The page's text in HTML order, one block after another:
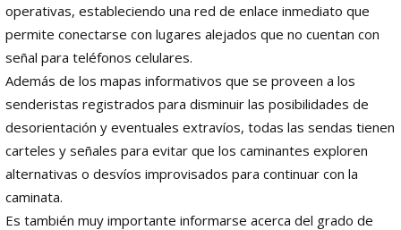
operativas, estableciendo una red de enlace inmediato que
permite conectarse con lugares alejados que no cuentan con
señal para teléfonos celulares.
Además de los mapas informativos que se proveen a los
senderistas registrados para disminuir las posibilidades de
desorientación y eventuales extravíos, todas las sendas tienen
carteles y señales para evitar que los caminantes exploren
alternativas o desvíos improvisados para continuar con la
caminata.
Es también muy importante informarse acerca del grado de